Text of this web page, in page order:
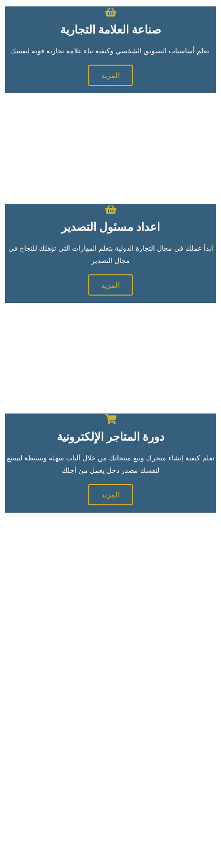
صناعة العلامة التجارية
تعلم أساسيات التسويق الشخصي وكيفية بناء علامة تجارية قوية لنفسك.
المزيد
اعداد مسئول التصدير
ابدأ عملك في مجال التجارة الدولية بتعلم المهارات التي تؤهلك للنجاح في
مجال التصدير
المزيد
دورة المتاجر الإلكترونية
تعلم كيفية إنشاء متجرك وبيع منتجاتك من خلال آليات سهلة وبسيطة لتسنع
لنفسك مصدر دخل يعمل من أجلك
المزيد